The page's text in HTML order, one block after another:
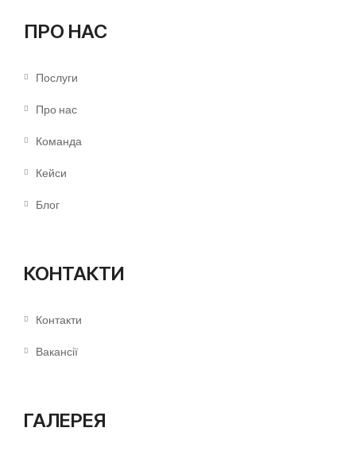
ПРО НАС
Послуги
Про нас
Команда
Кейси
Блог
КОНТАКТИ
Контакти
Вакансії
ГАЛЕРЕЯ